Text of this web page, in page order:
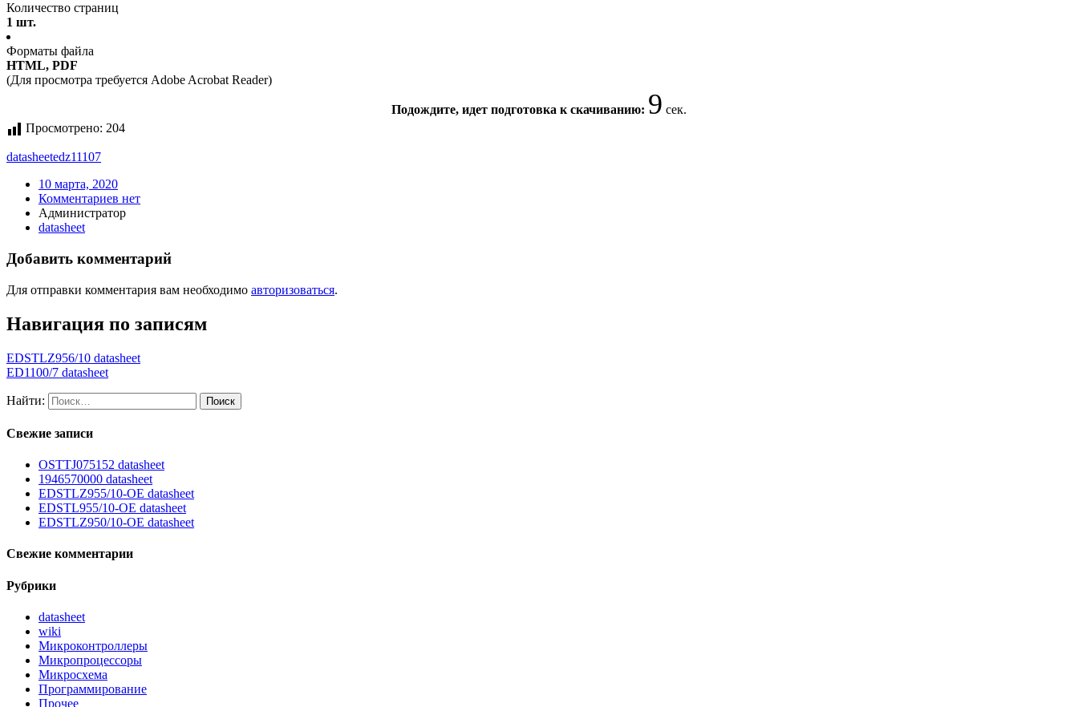
Количество страниц
1 шт.
Форматы файла
HTML, PDF
(Для просмотра требуется Adobe Acrobat Reader)
Подождите, идет подготовка к скачиванию: 9 сек.
Просмотрено: 204
datasheetedz11107
10 марта, 2020
Комментариев нет
Администратор
datasheet
Добавить комментарий
Для отправки комментария вам необходимо авторизоваться.
Навигация по записям
EDSTLZ956/10 datasheet
ED1100/7 datasheet
Найти:
Свежие записи
OSTTJ075152 datasheet
1946570000 datasheet
EDSTLZ955/10-OE datasheet
EDSTL955/10-OE datasheet
EDSTLZ950/10-OE datasheet
Свежие комментарии
Рубрики
datasheet
wiki
Микроконтроллеры
Микропроцессоры
Микросхема
Программирование
Прочее